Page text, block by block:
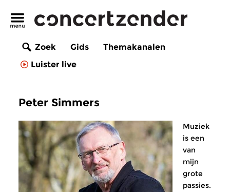
Zoek Gids
Themakanalen
Luister live
Peter Simmers
Muziek
is een
van
mijn
grote
passies.